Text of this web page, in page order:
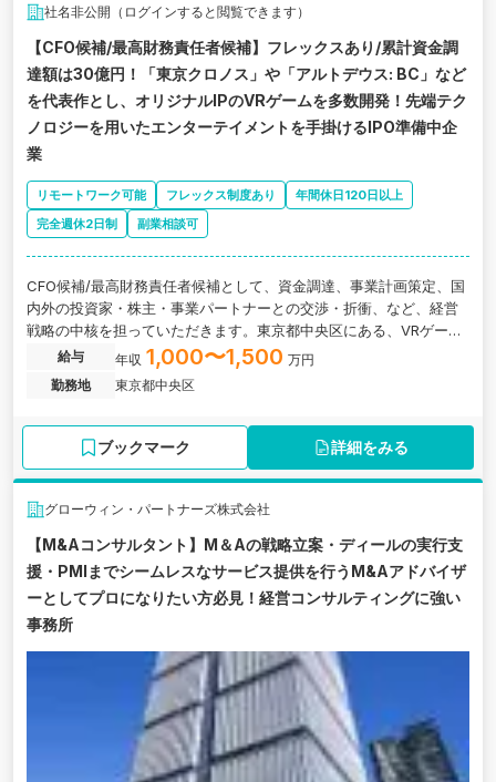
社名非公開（ログインすると閲覧できます）
【CFO候補/最高財務責任者候補】フレックスあり/累計資金調
達額は30億円！「東京クロノス」や「アルトデウス: BC」など
を代表作とし、オリジナルIPのVRゲームを多数開発！先端テク
ノロジーを用いたエンターテイメントを手掛けるIPO準備中企
業
リモートワーク可能 フレックス制度あり
年間休日120日以上
完全週休2日制
副業相談可
CFO候補/最高財務責任者候補として、資金調達、事業計画策定、国
内外の投資家・株主・事業パートナーとの交渉・折衝、など、経営
戦略の中核を担っていただきます。東京都中央区にある、VRゲーム
を中心にエンターテイメントを手掛ける企業の求人です。
給与 年収 1,000〜1,500 万円
勤務地
東京都中央区
ブックマーク 詳細をみる
グローウィン・パートナーズ株式会社
【M&Aコンサルタント】M＆Aの戦略立案・ディールの実行支
援・PMIまでシームレスなサービス提供を行うM&Aアドバイザ
ーとしてプロになりたい方必見！経営コンサルティングに強い
事務所